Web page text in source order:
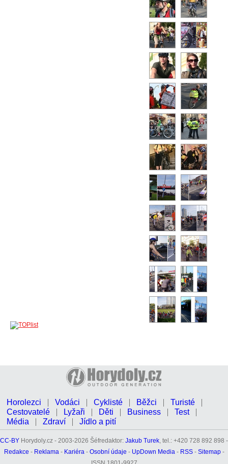
Horolezci Vodáci Cyklisté Běžci
Turisté
Cestovatelé
Lyžaři Děti Business
Test
Média
Zdraví Jídlo a pití
CC-BY Horydoly.cz - 2003-2026 Šéfredaktor: Jakub Turek, tel.: +420 728 892 898 -
Redakce - Reklama- Kariéra- Osobní údaje - UpDown Media- RSS- Sitemap-